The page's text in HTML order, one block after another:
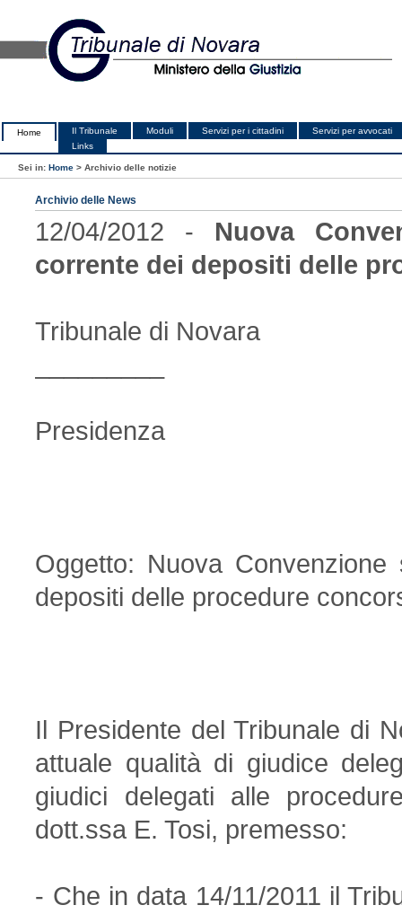
Home Il Tribunale Moduli Servizi per i cittadini
Servizi per avvocati
Links
Sei in: Home > Archivio delle notizie
Archivio delle News
12/04/2012 - Nuova
corrente dei depositi delle
Tribunale di Novara
Presidenza
Oggetto: Nuova
depositi delle procedure
Il Presidente del Tribunale di
attuale qualità di giudice
giudici delegati alle
dott.ssa E. Tosi, premesso:
- Che in data 14/11/2011 il